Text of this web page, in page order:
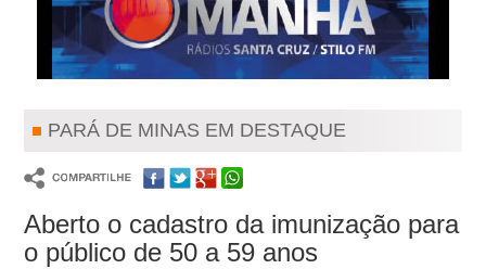
PARÁ DE MINAS EM DESTAQUE
Aberto o cadastro da imunização para
o público de 50 a 59 anos